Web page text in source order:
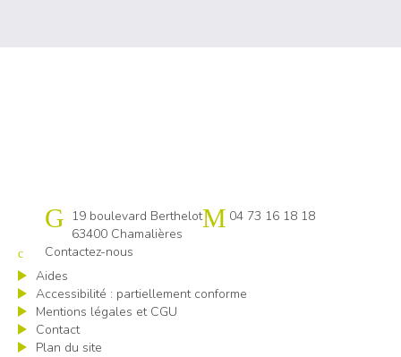
Cap emploi 63
19 boulevard Berthelot
63400 Chamalières
04 73 16 18 18
Contactez-nous
Aides
Accessibilité : partiellement conforme
Mentions légales et CGU
Contact
Plan du site